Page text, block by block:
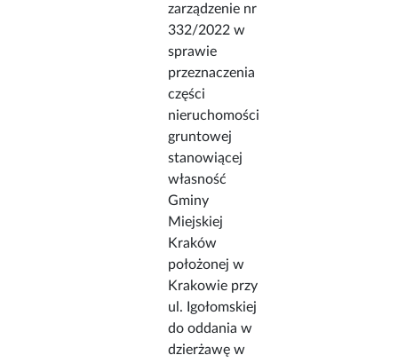
zarządzenie nr
332/2022 w
sprawie
przeznaczenia
części
nieruchomości
gruntowej
stanowiącej
własność
Gminy
Miejskiej
Kraków
położonej w
Krakowie przy
ul. Igołomskiej
do oddania w
dzierżawę w